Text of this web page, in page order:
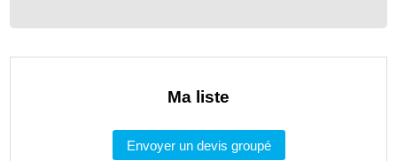
Ma liste
Envoyer un devis groupé